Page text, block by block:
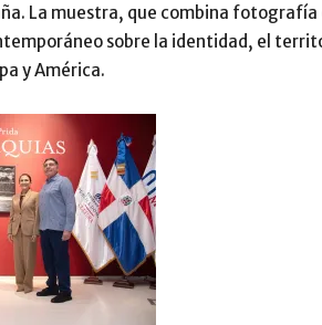
La muestra, que combina
sobre la identidad, el
y América.